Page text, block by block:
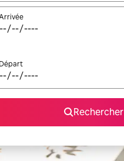
Départ
Rechercher